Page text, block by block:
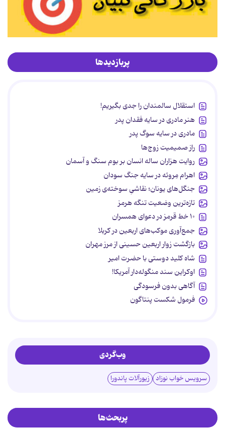
پربازدیدها
استقلال سالمندان را جدی بگیریم!
هنر مادری در سایه‌ فقدان پدر
مادری در سایه سوگ پدر
راز صمیمیت زوج‌ها
روایت هزاران ساله انسان بر بوم سنگ و آسمان
اهرام مِروئه در سایه جنگ سودان
جنگل‌های یونان؛ نقاشیِ سوخته‌ی زمین
تازه‌ترین وضعیت تنگه هرمز
۱۰ خط قرمز در دعوای همسران
جمع‌آوری موکب‌های اربعین در کربلا
بازگشت زوار اربعین حسینی از مرز مهران
شاه کلید دوستی با حضرت امیر
اوکراین سند منگوله‌دار آمریکا!
آگاهی بدون فرسودگی
فرمول شکست پنتاگون
وب‌گردی
سرویس خواب نوزاد زیورآلات پاندورا
پربحث‌ها